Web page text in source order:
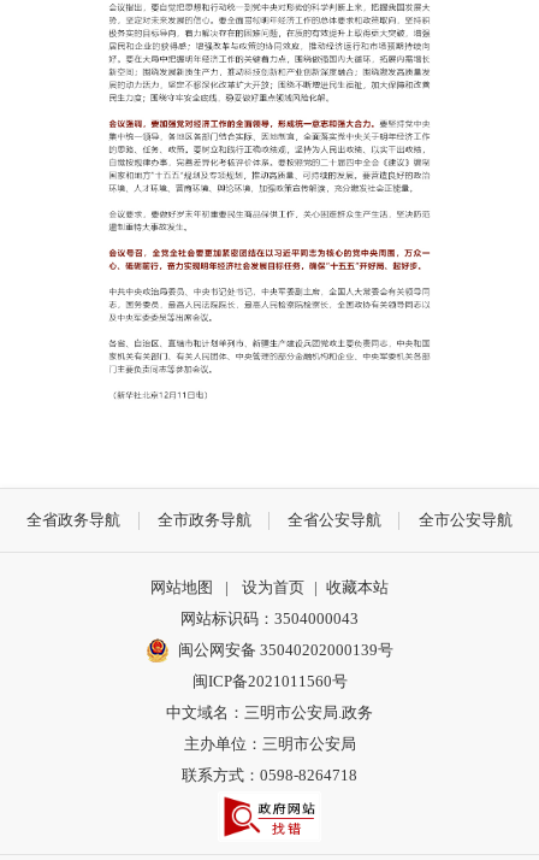
全省政务导航 全市政务导航 全省公安导航 全市公安导航
网站地图 | 设为首页 | 收藏本站
网站标识码：3504000043
闽公网安备 35040202000139号
闽ICP备2021011560号
中文域名：三明市公安局.政务
主办单位：三明市公安局
联系方式：0598-8264718